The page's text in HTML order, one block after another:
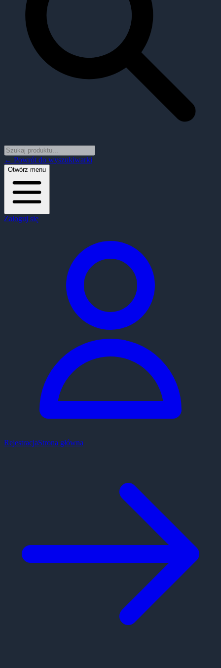
← Powrót do wyszukiwarki
Otwórz menu
Zaloguj się
RejestracjaStrona główna